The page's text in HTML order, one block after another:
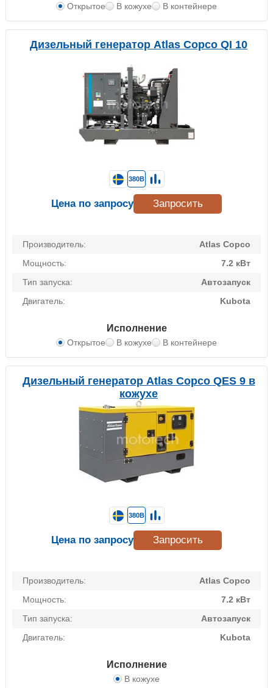
Открытое В кожухе В контейнере
Дизельный генератор Atlas Copco QI 10
Производитель:
Atlas Copco
Мощность:
7.2 кВт
Тип запуска:
Автозапуск
Двигатель:
Kubota
Исполнение
Открытое В кожухе В контейнере
380В
Цена по запросу Запросить
Дизельный генератор Atlas Copco QES 9 в
кожухе
Производитель:
Atlas Copco
Мощность:
7.2 кВт
Тип запуска:
Автозапуск
Двигатель:
Kubota
Исполнение
В кожухе
380В
Цена по запросу Запросить